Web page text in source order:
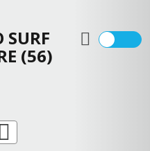
SURF
(56)